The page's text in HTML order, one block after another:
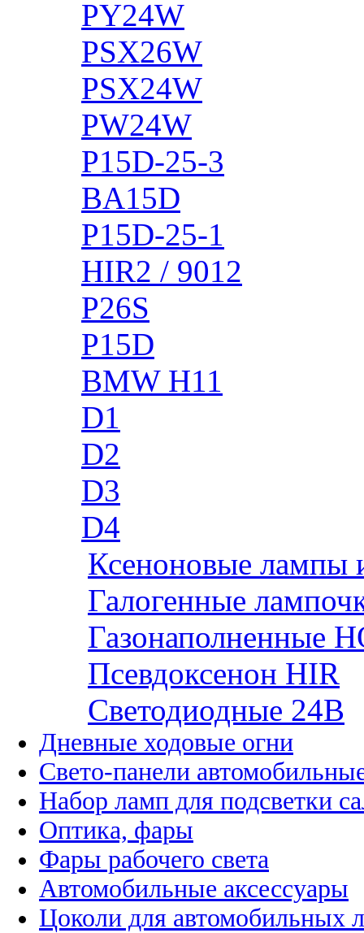
PY24W
PSX26W
PSX24W
PW24W
P15D-25-3
BA15D
P15D-25-1
HIR2 / 9012
P26S
P15D
BMW H11
D1
D2
D3
D4
Ксеноновые лампы
Галогенные
Газонаполненные
Псевдоксенон HIR
Cветодиодные 24B
Дневные ходовые огни
Свето-панели
Набор ламп для подсветки
Оптика, фары
Фары рабочего света
Автомобильные аксессуары
Цоколи для автомобильных